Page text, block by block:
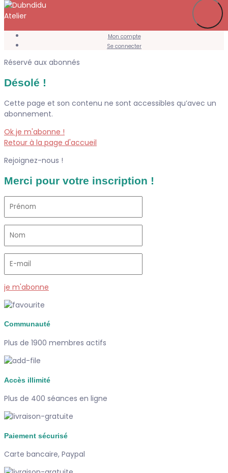
Mon compte
Se connecter
Réservé aux abonnés
Désolé !
Cette page et son contenu ne sont accessibles qu’avec un
abonnement.
Ok je m'abonne !
Retour à la page d'accueil
Rejoignez-nous !
Merci pour votre inscription !
je m'abonne
Communauté
Plus de 1900 membres actifs
Accès illimité
Plus de 400 séances en ligne
Paiement sécurisé
Carte bancaire, Paypal